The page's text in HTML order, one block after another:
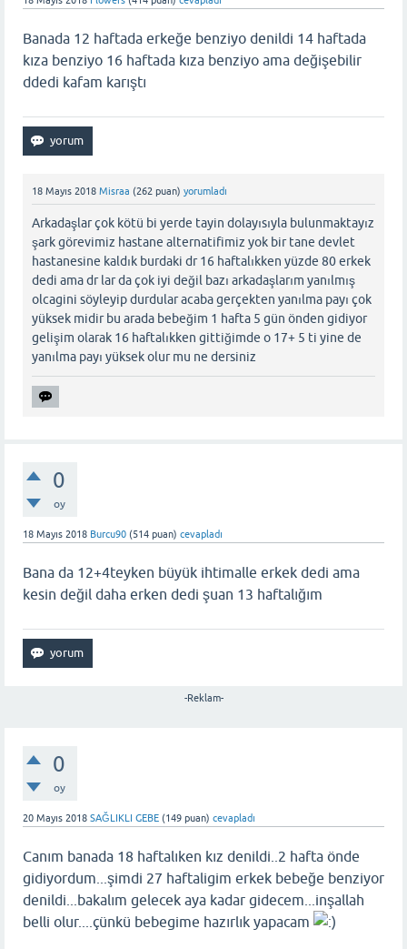
Banada 12 haftada erkeğe benziyo denildi 14 haftada
kıza benziyo 16 haftada kıza benziyo ama değişebilir
ddedi kafam karıştı
18 Mayıs 2018 Misraa (262 puan) yorumladı
Arkadaşlar çok kötü bi yerde tayin dolayısıyla bulunmaktayız
şark görevimiz hastane alternatifimiz yok bir tane devlet
hastanesine kaldık burdaki dr 16 haftalıkken yüzde 80 erkek
dedi ama dr lar da çok iyi değil bazı arkadaşlarım yanılmış
olcagini söyleyip durdular acaba gerçekten yanılma payı çok
yüksek midir bu arada bebeğim 1 hafta 5 gün önden gidiyor
gelişim olarak 16 haftalıkken gittiğimde o 17+ 5 ti yine de
yanılma payı yüksek olur mu ne dersiniz
0
oy
18 Mayıs 2018 Burcu90 (514 puan) cevapladı
Bana da 12+4teyken büyük ihtimalle erkek dedi ama
kesin değil daha erken dedi şuan 13 haftalığım
-Reklam-
0
oy
20 Mayıs 2018 SAĞLIKLI GEBE (149 puan) cevapladı
Canım banada 18 haftalıken kız denildi..2 hafta önde
gidiyordum...şimdi 27 haftaligim erkek bebeğe benziyor
denildi...bakalım gelecek aya kadar gidecem...inşallah
belli olur....çünkü bebegime hazırlık yapacam